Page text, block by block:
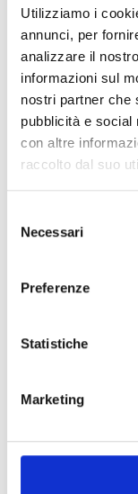
Utilizziamo i
annunci, per
analizzare il
informazioni sul
nostri partner che
pubblicità e social
con altre
raccolto dal suo
delNecessari
Preferenze
Statistiche
Marketing
ha donato.
l’importanza per
capitale ricavato
accrescere le
allevamento.
A concludere la
stato il Presidente
che ha ringraziato
realizzate e
progetto stia
avicolo nazionale
di infrastrutture per
ristoranti e di
uova fecondate.
impegnandosi di
quelli futuri